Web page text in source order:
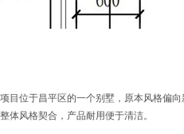
项目位于昌平区的一个别墅，原本风格偏
整体风格契合，产品耐用便于清洁。